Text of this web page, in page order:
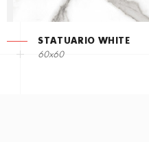
STATUARIO WHITE
60x60